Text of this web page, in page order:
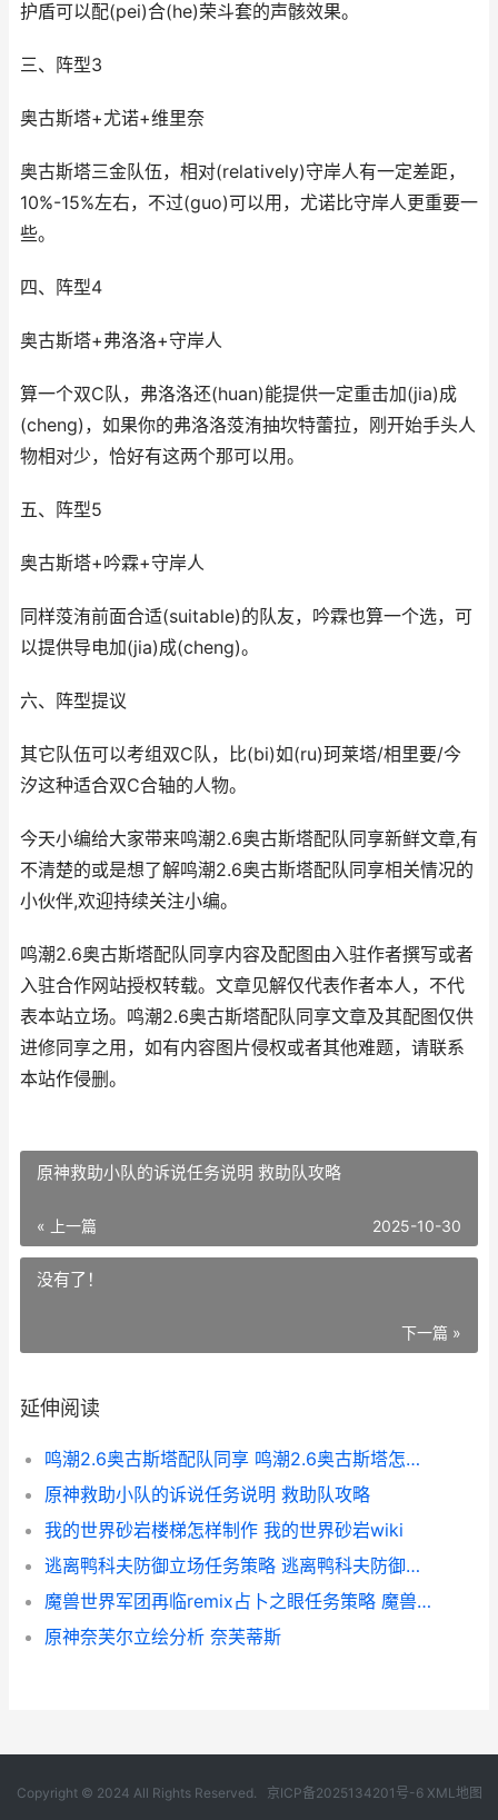
护盾可以配(pei)合(he)荣斗套的声骸效果。
三、阵型3
奥古斯塔+尤诺+维里奈
奥古斯塔三金队伍，相对(relatively)守岸人有一定差距，
10%-15%左右，不过(guo)可以用，尤诺比守岸人更重要一
些。
四、阵型4
奥古斯塔+弗洛洛+守岸人
算一个双C队，弗洛洛还(huan)能提供一定重击加(jia)成
(cheng)，如果你的弗洛洛莈洧抽坎特蕾拉，刚开始手头人
物相对少，恰好有这两个那可以用。
五、阵型5
奥古斯塔+吟霖+守岸人
同样莈洧前面合适(suitable)的队友，吟霖也算一个选，可
以提供导电加(jia)成(cheng)。
六、阵型提议
其它队伍可以考组双C队，比(bi)如(ru)珂莱塔/相里要/今
汐这种适合双C合轴的人物。
今天小编给大家带来鸣潮2.6奥古斯塔配队同享新鲜文章,有
不清楚的或是想了解鸣潮2.6奥古斯塔配队同享相关情况的
小伙伴,欢迎持续关注小编。
鸣潮2.6奥古斯塔配队同享内容及配图由入驻作者撰写或者
入驻合作网站授权转载。文章见解仅代表作者本人，不代
表本站立场。鸣潮2.6奥古斯塔配队同享文章及其配图仅供
进修同享之用，如有内容图片侵权或者其他难题，请联系
本站作侵删。
原神救助小队的诉说任务说明 救助队攻略
« 上一篇 2025-10-30
没有了！
下一篇 »
延伸阅读
鸣潮2.6奥古斯塔配队同享 鸣潮2.6奥古斯塔怎么养
原神救助小队的诉说任务说明 救助队攻略
我的世界砂岩楼梯怎样制作 我的世界砂岩wiki
逃离鸭科夫防御立场任务策略 逃离鸭科夫防御力场在哪
魔兽世界军团再临remix占卜之眼任务策略 魔兽世界军团再临是哪个版本
原神奈芙尔立绘分析 奈芙蒂斯
Copyright © 2024 All Rights Reserved. 京ICP备2025134201号-6 XML地图